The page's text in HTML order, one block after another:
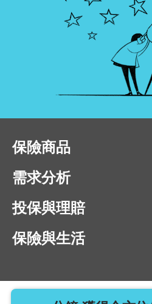
保險商品
需求分析
投保與理賠
保險與生活